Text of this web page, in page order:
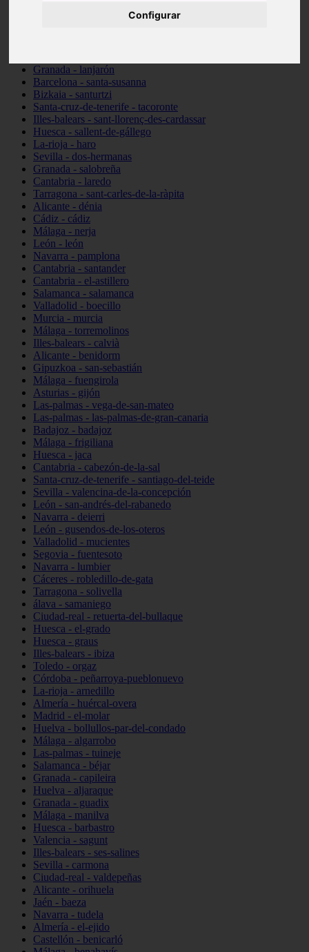
Configurar
Granada - lanjarón
Barcelona - santa-susanna
Bizkaia - santurtzi
Santa-cruz-de-tenerife - tacoronte
Illes-balears - sant-llorenç-des-cardassar
Huesca - sallent-de-gállego
La-rioja - haro
Sevilla - dos-hermanas
Granada - salobreña
Cantabria - laredo
Tarragona - sant-carles-de-la-ràpita
Alicante - dénia
Cádiz - cádiz
Málaga - nerja
León - león
Navarra - pamplona
Cantabria - santander
Cantabria - el-astillero
Salamanca - salamanca
Valladolid - boecillo
Murcia - murcia
Málaga - torremolinos
Illes-balears - calvià
Alicante - benidorm
Gipuzkoa - san-sebastián
Málaga - fuengirola
Asturias - gijón
Las-palmas - vega-de-san-mateo
Las-palmas - las-palmas-de-gran-canaria
Badajoz - badajoz
Málaga - frigiliana
Huesca - jaca
Cantabria - cabezón-de-la-sal
Santa-cruz-de-tenerife - santiago-del-teide
Sevilla - valencina-de-la-concepción
León - san-andrés-del-rabanedo
Navarra - deierri
León - gusendos-de-los-oteros
Valladolid - mucientes
Segovia - fuentesoto
Navarra - lumbier
Cáceres - robledillo-de-gata
Tarragona - solivella
álava - samaniego
Ciudad-real - retuerta-del-bullaque
Huesca - el-grado
Huesca - graus
Illes-balears - ibiza
Toledo - orgaz
Córdoba - peñarroya-pueblonuevo
La-rioja - arnedillo
Almería - huércal-overa
Madrid - el-molar
Huelva - bollullos-par-del-condado
Málaga - algarrobo
Las-palmas - tuineje
Salamanca - béjar
Granada - capileira
Huelva - aljaraque
Granada - guadix
Málaga - manilva
Huesca - barbastro
Valencia - sagunt
Illes-balears - ses-salines
Sevilla - carmona
Ciudad-real - valdepeñas
Alicante - orihuela
Jaén - baeza
Navarra - tudela
Almería - el-ejido
Castellón - benicarló